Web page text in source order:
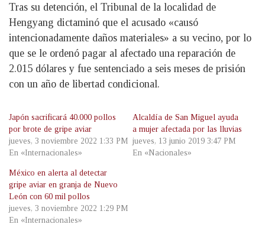
Tras su detención, el Tribunal de la localidad de
Hengyang dictaminó que el acusado «causó
intencionadamente daños materiales» a su vecino, por lo
que se le ordenó pagar al afectado una reparación de
2.015 dólares y fue sentenciado a seis meses de prisión
con un año de libertad condicional.
Japón sacrificará 40.000 pollos
por brote de gripe aviar
jueves, 3 noviembre 2022 1:33 PM
En «Internacionales»
Alcaldía de San Miguel ayuda
a mujer afectada por las lluvias
jueves, 13 junio 2019 3:47 PM
En «Nacionales»
México en alerta al detectar
gripe aviar en granja de Nuevo
León con 60 mil pollos
jueves, 3 noviembre 2022 1:29 PM
En «Internacionales»